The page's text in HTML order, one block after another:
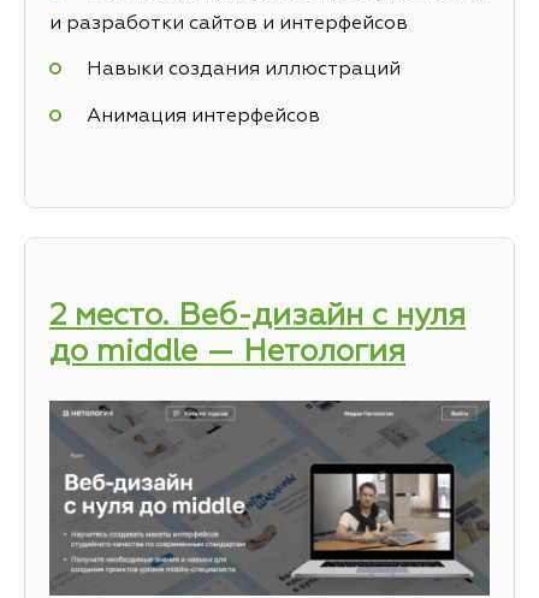
и разработки сайтов и интерфейсов
Навыки создания иллюстраций
Анимация интерфейсов
2 место. Веб-дизайн с нуля
до middle — Нетология